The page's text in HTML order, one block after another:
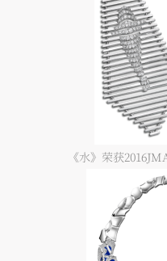
《水》荣获